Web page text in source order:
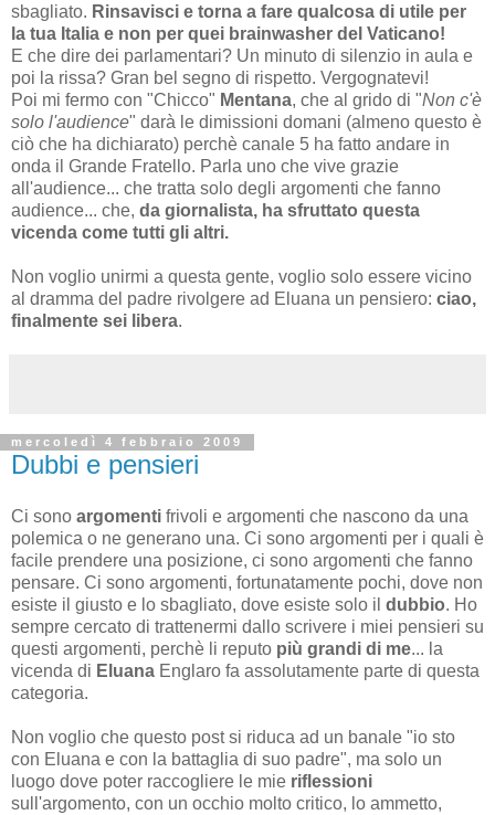
sbagliato. Rinsavisci e torna a fare qualcosa di utile per
la tua Italia e non per quei brainwasher del Vaticano!
E che dire dei parlamentari? Un minuto di silenzio in aula e
poi la rissa? Gran bel segno di rispetto. Vergognatevi!
Poi mi fermo con "Chicco" Mentana, che al grido di "Non c'è
solo l'audience" darà le dimissioni domani (almeno questo è
ciò che ha dichiarato) perchè canale 5 ha fatto andare in
onda il Grande Fratello. Parla uno che vive grazie
all'audience... che tratta solo degli argomenti che fanno
audience... che, da giornalista, ha sfruttato questa
vicenda come tutti gli altri.
Non voglio unirmi a questa gente, voglio solo essere vicino
al dramma del padre rivolgere ad Eluana un pensiero: ciao,
finalmente sei libera.
mercoledì 4 febbraio 2009
Dubbi e pensieri
Ci sono argomenti frivoli e argomenti che nascono da una
polemica o ne generano una. Ci sono argomenti per i quali è
facile prendere una posizione, ci sono argomenti che fanno
pensare. Ci sono argomenti, fortunatamente pochi, dove non
esiste il giusto e lo sbagliato, dove esiste solo il dubbio. Ho
sempre cercato di trattenermi dallo scrivere i miei pensieri su
questi argomenti, perchè li reputo più grandi di me... la
vicenda di Eluana Englaro fa assolutamente parte di questa
categoria.
Non voglio che questo post si riduca ad un banale "io sto
con Eluana e con la battaglia di suo padre", ma solo un
luogo dove poter raccogliere le mie riflessioni
sull'argomento, con un occhio molto critico, lo ammetto,